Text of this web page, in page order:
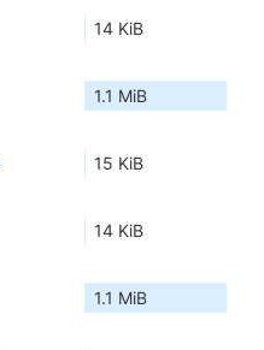
14 KiB
1.1 MiB
15 KiB
14 KiB
1.1 MiB